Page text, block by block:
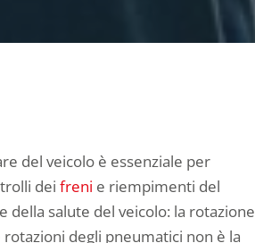
del veicolo è essenziale per
dei freni e riempimenti del
salute del veicolo: la rotazione
degli pneumatici non è la